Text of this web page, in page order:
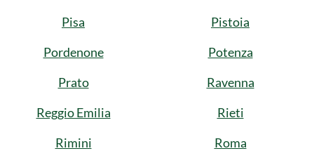
Pisa
Pistoia
Pordenone
Potenza
Prato
Ravenna
Reggio Emilia
Rieti
Rimini
Roma